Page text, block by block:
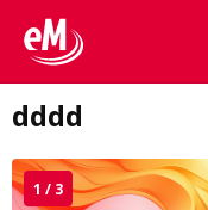
dddd
1 / 3